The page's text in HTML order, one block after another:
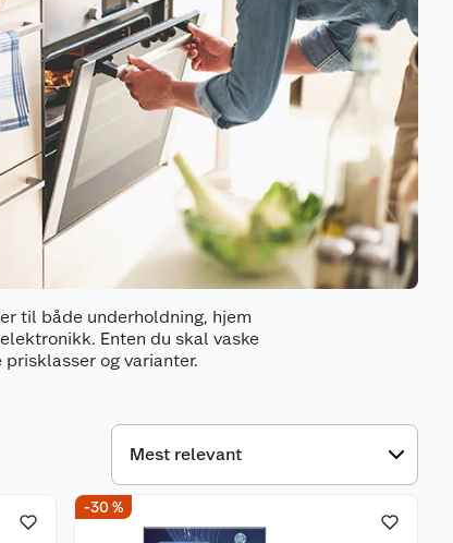
til både underholdning, hjem
Enten du skal vaske
og varianter.
-30 %